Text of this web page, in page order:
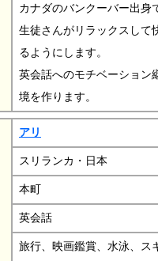
カナダのバンクーバー出身
生徒さんがリラックスして
るようにします。
英会話へのモチベーション
境を作ります。
アリ
スリランカ・日本
本町
英会話
旅行、映画鑑賞、水泳、ス